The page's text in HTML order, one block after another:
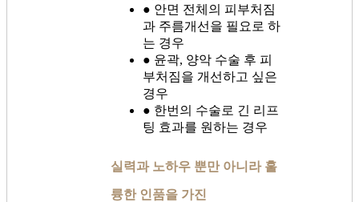
● 안면 전체의 피부처짐
과 주름개선을 필요로 하
는 경우
● 윤곽, 양악 수술 후 피
부처짐을 개선하고 싶은
경우
● 한번의 수술로 긴 리프
팅 효과를 원하는 경우
실력과 노하우 뿐만 아니라 훌
륭한 인품을 가진